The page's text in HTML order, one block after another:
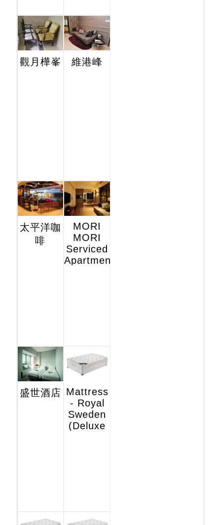
觀月樺峯 維港峰
太平洋咖
啡
MORI
MORI
Serviced
Apartments
盛世酒店 Mattress
- Royal
Sweden
(Deluxe